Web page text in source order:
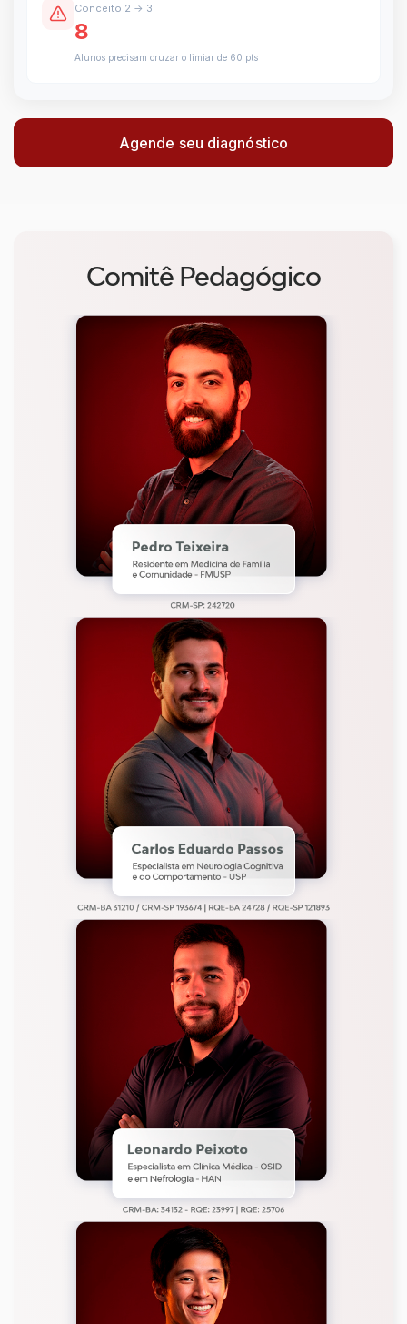
Conceito 2 → 3
8
Alunos precisam cruzar o limiar de 60 pts
Agende seu diagnóstico
Comitê Pedagógico